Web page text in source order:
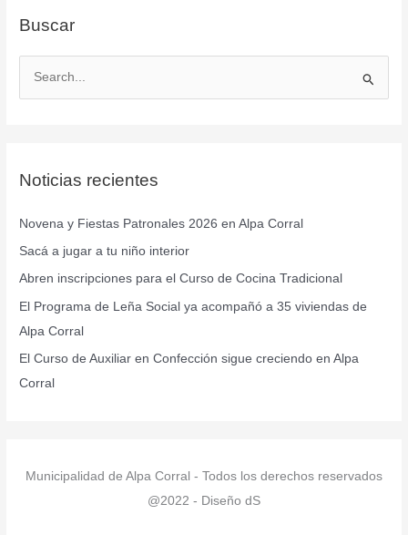
Buscar
a
p
o
r
:
Noticias recientes
Novena y Fiestas Patronales 2026 en Alpa Corral
Sacá a jugar a tu niño interior
Abren inscripciones para el Curso de Cocina Tradicional
El Programa de Leña Social ya acompañó a 35 viviendas de
Alpa Corral
El Curso de Auxiliar en Confección sigue creciendo en Alpa
Corral
Municipalidad de Alpa Corral - Todos los derechos reservados
@2022 - Diseño dS